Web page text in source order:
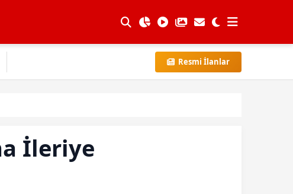
Resmi İlanlar
İleriye